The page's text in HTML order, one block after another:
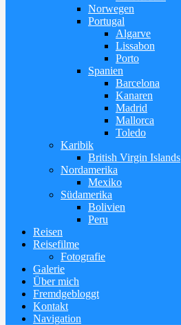
Norwegen
Portugal
Algarve
Lissabon
Porto
Spanien
Barcelona
Kanaren
Madrid
Mallorca
Toledo
Karibik
British Virgin Islands
Nordamerika
Mexiko
Südamerika
Bolivien
Peru
Reisen
Reisefilme
Fotografie
Galerie
Über mich
Fremdgebloggt
Kontakt
Navigation